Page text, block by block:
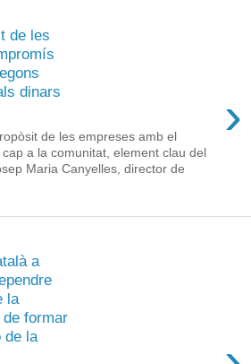
de les
dinars
›
de les empreses amb el
a la comunitat, element clau del
Maria Canyelles, director de
a
la
formar
de la